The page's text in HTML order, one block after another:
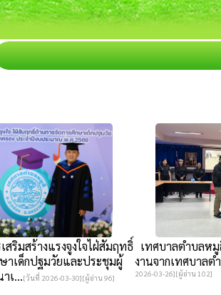
สริมสร้างแรงจูงใจไฝ่สัมฤทธิ์
าเด็กปฐมวัยและประชุมผู้
เ...[วันที่ 2026-03-30][ผู้อ่าน 96]
เทศบาลตำบลห
งานจากเทศบาลต
2026-03-26][ผู้อ่าน 102]